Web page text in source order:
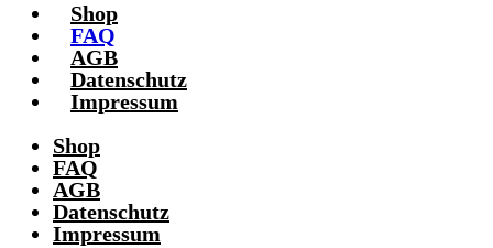
Shop
FAQ
AGB
Datenschutz
Impressum
Shop
FAQ
AGB
Datenschutz
Impressum